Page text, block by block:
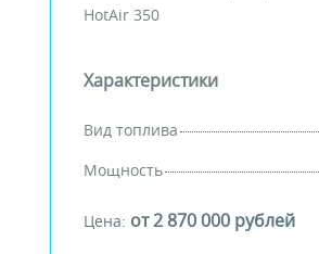
HotAir 350
Характеристики
Вид топлива
Мощность
Цена: от 2 870 000 рублей